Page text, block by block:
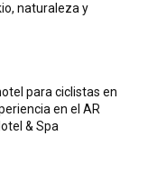
naturaleza y
para ciclistas en
en el AR
& Spa